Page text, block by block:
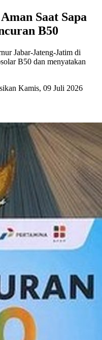
Saat Sapa
B50
Jabar-Jateng-Jatim di
B50 dan menyatakan
Kamis, 09 Juli 2026